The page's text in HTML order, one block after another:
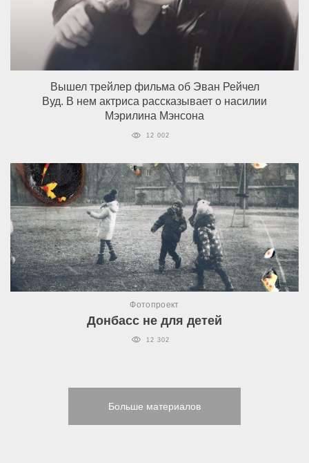
Вышел трейлер фильма об Эван Рейчел
Вуд. В нем актриса рассказывает о насилии
Мэрилина Мэнсона
12 002
Фотопроект
Донбасс не для детей
12 302
Больше материалов